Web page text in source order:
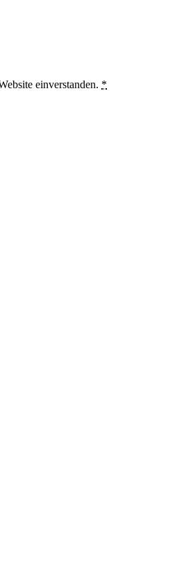
einverstanden. *